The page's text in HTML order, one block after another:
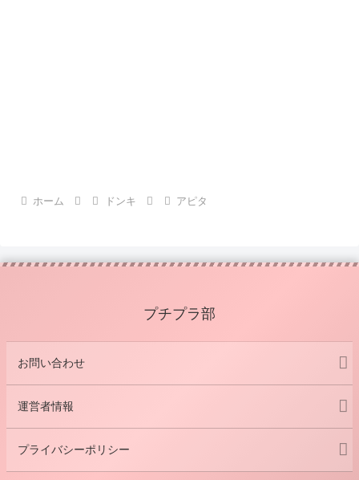
ホーム ドンキ アピタ
プチプラ部
お問い合わせ
運営者情報
プライバシーポリシー